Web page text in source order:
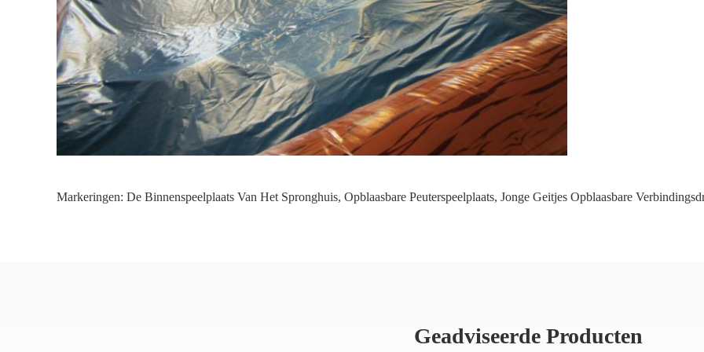
Markeringen: De Binnenspeelplaats Van Het Spronghuis, Opblaasbare Peuterspeelplaats, Jonge Geitjes Opblaasbare
Geadviseerde Producten